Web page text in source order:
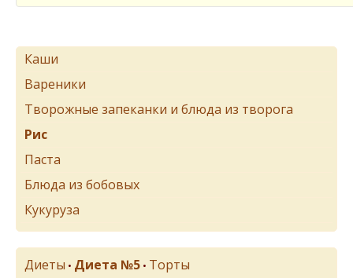
Каши
Вареники
Творожные запеканки и блюда из творога
Рис
Паста
Блюда из бобовых
Кукуруза
Диеты • Диета №5 • Торты